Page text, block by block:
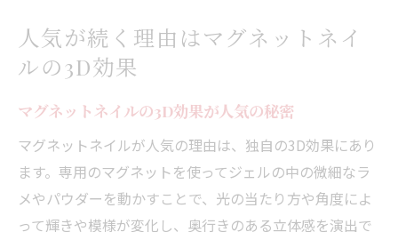
人気が続く理由はマグネットネイ
ルの3D効果
マグネットネイルの3D効果が人気の秘密
マグネットネイルが人気の理由は、独自の3D効果にあり
ます。専用のマグネットを使ってジェルの中の微細なラ
メやパウダーを動かすことで、光の当たり方や角度によ
って輝きや模様が変化し、奥行きのある立体感を演出で